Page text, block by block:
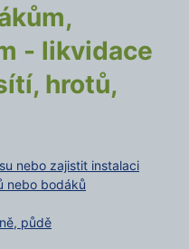
- likvidace
hrotů,
nebo zajistit instalaci
nebo bodáků
půdě